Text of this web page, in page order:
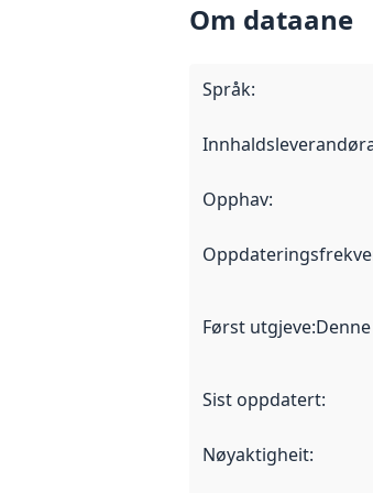
Om dataane
Språk:
Opphav:
Først utgjeve:
Sist oppdatert:
Nøyaktigheit: